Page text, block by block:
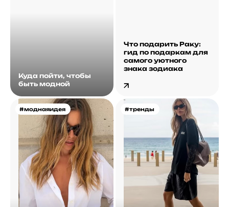
Куда пойти, чтобы
быть модной
Что подарить Раку:
гид по подаркам для
самого уютного
знака зодиака
#моднаяидея #тренды